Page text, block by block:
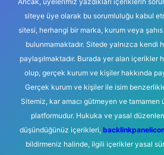
siteye üye olarak bu sorumluluğu kabul
sitesi, herhangi bir marka, kurum veya
bulunmamaktadır. Sitede yalnızca kendi
paylaşılmaktadır. Burada yer alan içerikler
olup, gerçek kurum ve kişiler hakkında
Gerçek kurum ve kişiler ile isim
Sitemiz, kar amacı gütmeyen ve tamamen
platformudur. Hukuka ve yasal
düşündüğünüz içerikleri,
bildirmeniz halinde, ilgili içerikler yasal